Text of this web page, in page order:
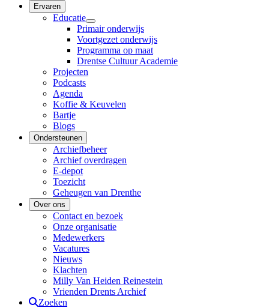
Ervaren
Educatie
Primair onderwijs
Voortgezet onderwijs
Programma op maat
Drentse Cultuur Academie
Projecten
Podcasts
Agenda
Koffie & Keuvelen
Bartje
Blogs
Ondersteunen
Archiefbeheer
Archief overdragen
E-depot
Toezicht
Geheugen van Drenthe
Over ons
Contact en bezoek
Onze organisatie
Medewerkers
Vacatures
Nieuws
Klachten
Milly Van Heiden Reinestein
Vrienden Drents Archief
Zoeken